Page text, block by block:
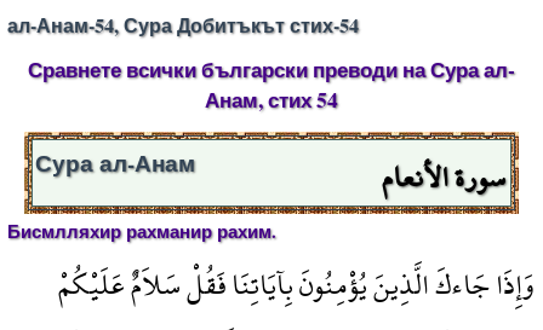
ал-Анам-54, Сура Добитъкът стих-54
Сравнете всички български преводи на Сура ал-
Анам, стих 54
سورة الأنعام Сура ал-Анам
Бисмлляхир рахманир рахим.
وَإِذَا جَاءكَ الَّذِينَ يُؤْمِنُونَ بِآيَاتِنَا فَقُلْ سَلاَمٌ عَلَيْكُمْ